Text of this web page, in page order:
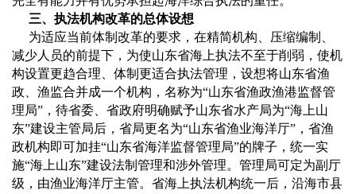
三、执法机构改革的总体设想
为适应当前体制改革的要求，在精简机构、压缩编制、
减少人员的前提下，为使山东省海上执法不至于削弱，使机
构设置更趋合理、体制更适合执法管理，设想将山东省渔
政、渔监合并成一个机构，名称为“山东省渔政渔港监督管
理局” ，待省委、省政府明确赋予山东省水产局为“海上山
东”建设主管局后，省局更名为“山东省渔业海洋厅” ，省渔
政机构即可加挂“山东省海洋监督管理局”的牌子，统一实
施“海上山东”建设法制管理和涉外管理。管理局可定为副厅
级，由渔业海洋厅主管。省海上执法机构统一后，沿海市县